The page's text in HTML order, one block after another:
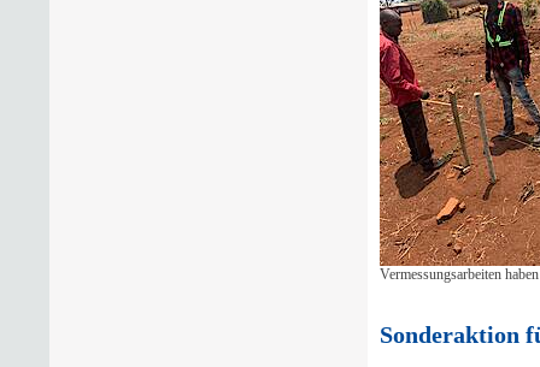
Vermessungsarbeiten
Sonderaktion